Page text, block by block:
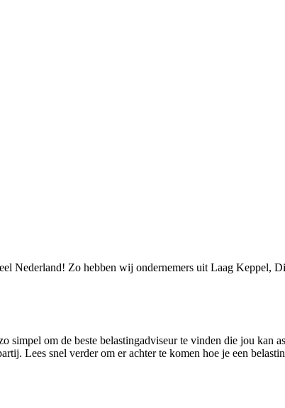
Nederland! Zo hebben wij ondernemers uit Laag Keppel,
om de beste belastingadviseur te vinden die jou kan
Lees snel verder om er achter te komen hoe je een